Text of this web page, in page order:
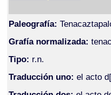
Paleografía:
Grafía normalizada:
Tipo: r.n.
Traducción uno: el acto